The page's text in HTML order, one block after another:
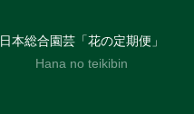
日本総合園芸「花の定期便」
Hana no teikibin